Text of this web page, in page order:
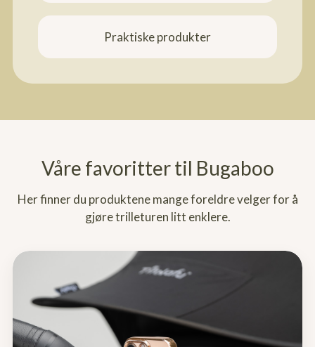
Praktiske produkter
Våre favoritter til Bugaboo
Her finner du produktene mange foreldre velger for å
gjøre trilleturen litt enklere.